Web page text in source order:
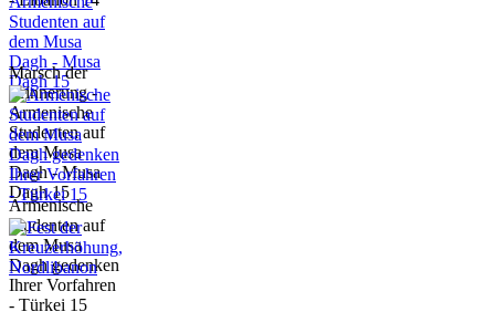
Marsch der
Erinnerung -
Armenische
Studenten auf
dem Musa
Dagh - Musa
Dagh 15
Armenische
Studenten auf
dem Musa
Dagh gedenken
Ihrer Vorfahren
- Türkei 15